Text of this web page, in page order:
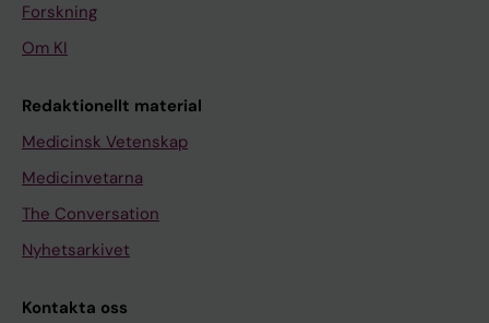
Forskning
Om KI
Redaktionellt material
Medicinsk Vetenskap
Medicinvetarna
The Conversation
Nyhetsarkivet
Kontakta oss